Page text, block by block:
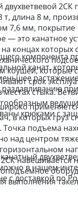
двухветвевой 2СК
т, длина 8 м,
7,6 мм, покрытие
— это канатное
концах
коушей, которые
срок
стыка.
крюками с
компонента
канат,
в которых груз
Точка подъема
над центром
навешивается
выполнения
в нашем
с доставкой по